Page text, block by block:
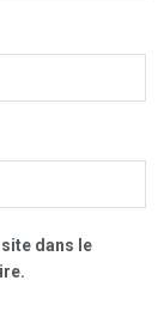
dans le